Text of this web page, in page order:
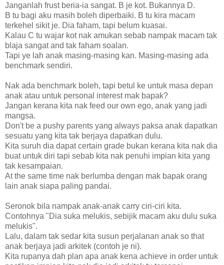
Janganlah frust beria-ia sangat. B je kot. Bukannya D.
B tu bagi aku masih boleh diperbaiki. B tu kira macam
terkehel sikit je. Dia faham, tapi belum kuasai.
Kalau C tu wajar kot nak amukan sebab nampak macam tak
blaja sangat and tak faham soalan.
Tapi ye lah anak masing-masing kan. Masing-masing ada
benchmark sendiri.
Nak ada benchmark boleh, tapi betul ke untuk masa depan
anak atau untuk personal interest mak bapak?
Jangan kerana kita nak feed our own ego, anak yang jadi
mangsa.
Don't be a pushy parents yang always paksa anak dapatkan
sesuatu yang kita tak berjaya dapatkan dulu.
Kita suruh dia dapat certain grade bukan kerana kita nak dia
buat untuk diri tapi sebab kita nak penuhi impian kita yang
tak kesampaian.
At the same time nak berlumba dengan mak bapak orang
lain anak siapa paling pandai.
Seronok bila nampak anak-anak carry ciri-ciri kita.
Contohnya "Dia suka melukis, sebijik macam aku dulu suka
melukis".
Lalu, dalam tak sedar kita susun perjalanan anak so that
anak berjaya jadi arkitek (contoh je ni).
Kita rupanya dah plan apa anak kena achieve in order untuk